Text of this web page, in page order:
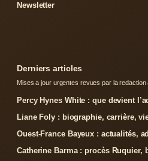
Newsletter
Derniers articles
Mises a jour urgentes revues par la redaction
Percy Hynes White : que devient
Liane Foly : biographie, carrière,
Ouest-France Bayeux : actualités,
Catherine Barma : procès Ruquier,